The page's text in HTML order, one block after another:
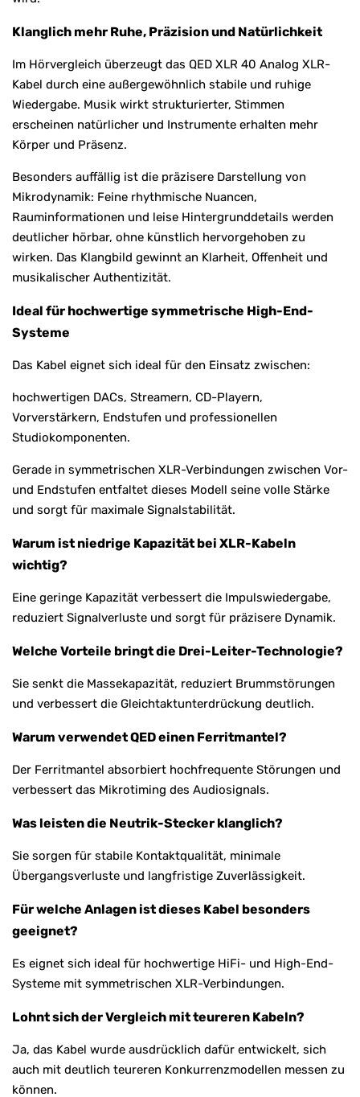
Klanglich mehr Ruhe, Präzision und Natürlichkeit
Im Hörvergleich überzeugt das QED XLR 40 Analog XLR-
Kabel durch eine außergewöhnlich stabile und ruhige
Wiedergabe. Musik wirkt strukturierter, Stimmen
erscheinen natürlicher und Instrumente erhalten mehr
Körper und Präsenz.
Besonders auffällig ist die präzisere Darstellung von
Mikrodynamik: Feine rhythmische Nuancen,
Rauminformationen und leise Hintergrunddetails werden
deutlicher hörbar, ohne künstlich hervorgehoben zu
wirken. Das Klangbild gewinnt an Klarheit, Offenheit und
musikalischer Authentizität.
Ideal für hochwertige symmetrische High-End-
Systeme
Das Kabel eignet sich ideal für den Einsatz zwischen:
hochwertigen DACs, Streamern, CD-Playern,
Vorverstärkern, Endstufen und professionellen
Studiokomponenten.
Gerade in symmetrischen XLR-Verbindungen zwischen Vor-
und Endstufen entfaltet dieses Modell seine volle Stärke
und sorgt für maximale Signalstabilität.
Warum ist niedrige Kapazität bei XLR-Kabeln
wichtig?
Eine geringe Kapazität verbessert die Impulswiedergabe,
reduziert Signalverluste und sorgt für präzisere Dynamik.
Welche Vorteile bringt die Drei-Leiter-Technologie?
Sie senkt die Massekapazität, reduziert Brummstörungen
und verbessert die Gleichtaktunterdrückung deutlich.
Warum verwendet QED einen Ferritmantel?
Der Ferritmantel absorbiert hochfrequente Störungen und
verbessert das Mikrotiming des Audiosignals.
Was leisten die Neutrik-Stecker klanglich?
Sie sorgen für stabile Kontaktqualität, minimale
Übergangsverluste und langfristige Zuverlässigkeit.
Für welche Anlagen ist dieses Kabel besonders
geeignet?
Es eignet sich ideal für hochwertige HiFi- und High-End-
Systeme mit symmetrischen XLR-Verbindungen.
Lohnt sich der Vergleich mit teureren Kabeln?
Ja, das Kabel wurde ausdrücklich dafür entwickelt, sich
auch mit deutlich teureren Konkurrenzmodellen messen zu
können.